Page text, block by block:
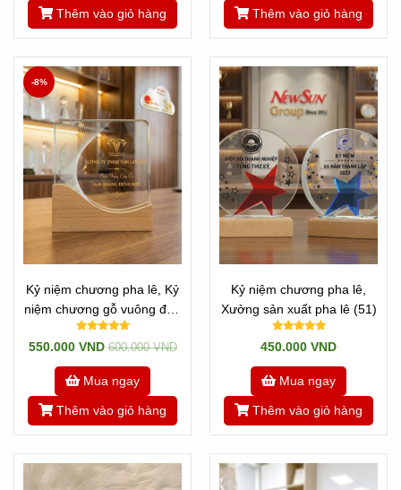
Thêm vào giỏ hàng Thêm vào giỏ hàng
Kỷ niệm chương pha lê, Kỷ
niệm chương gỗ vuông đẹp
(2)
550.000 VND 600.000 VND
-8%
Mua ngay
Thêm vào giỏ hàng
Kỷ niệm chương pha lê,
Xưởng sản xuất pha lê (51)
450.000 VND
Mua ngay
Thêm vào giỏ hàng